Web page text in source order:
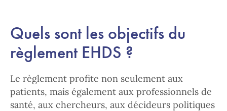
Quels sont les objectifs du
règlement EHDS ?
Le règlement profite non seulement aux
patients, mais également aux professionnels de
santé, aux chercheurs, aux décideurs politiques